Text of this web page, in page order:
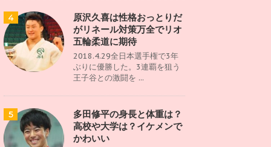
4
原沢久喜は性格おっとりだ
がリネール対策万全でリオ
五輪柔道に期待
2018.4.29全日本選手権で3年
ぶりに優勝した。3連覇を狙う
王子谷との激闘を ...
5
多田修平の身長と体重は？
高校や大学は？イケメンで
かわいい